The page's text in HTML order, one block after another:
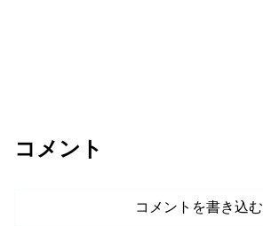
コメント
コメントを書き込む